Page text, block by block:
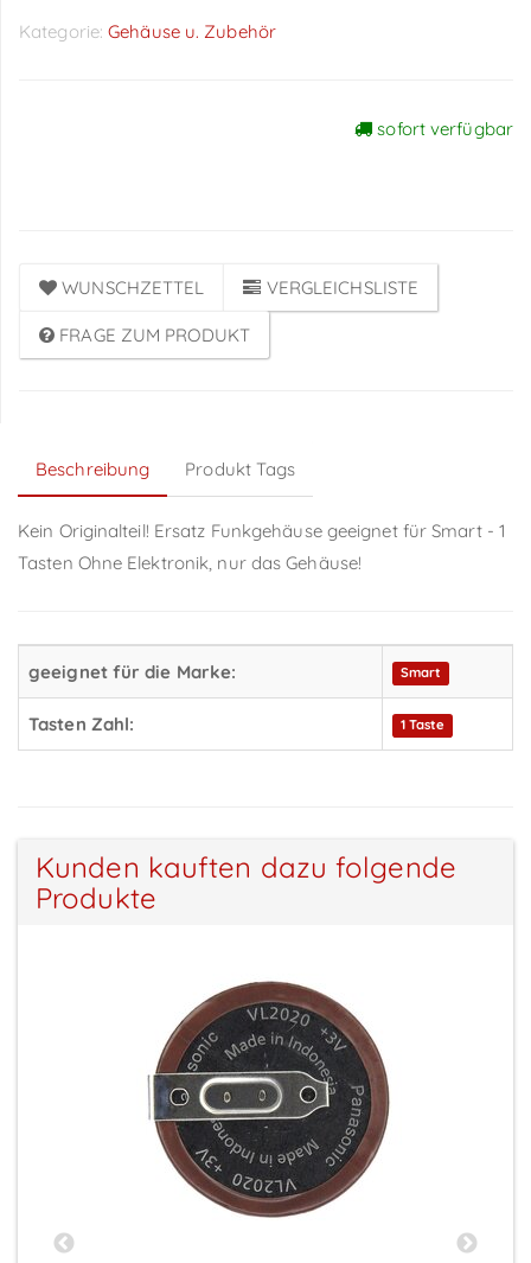
Kategorie:Gehäuse u. Zubehör
sofort verfügbar
WUNSCHZETTEL VERGLEICHSLISTE
FRAGE ZUM PRODUKT
Beschreibung Produkt Tags
Kein Originalteil! Ersatz Funkgehäuse geeignet für Smart - 1
Tasten Ohne Elektronik, nur das Gehäuse!
geeignet für die Marke: Smart
Tasten Zahl: 1 Taste
Kunden kauften dazu folgende
Produkte